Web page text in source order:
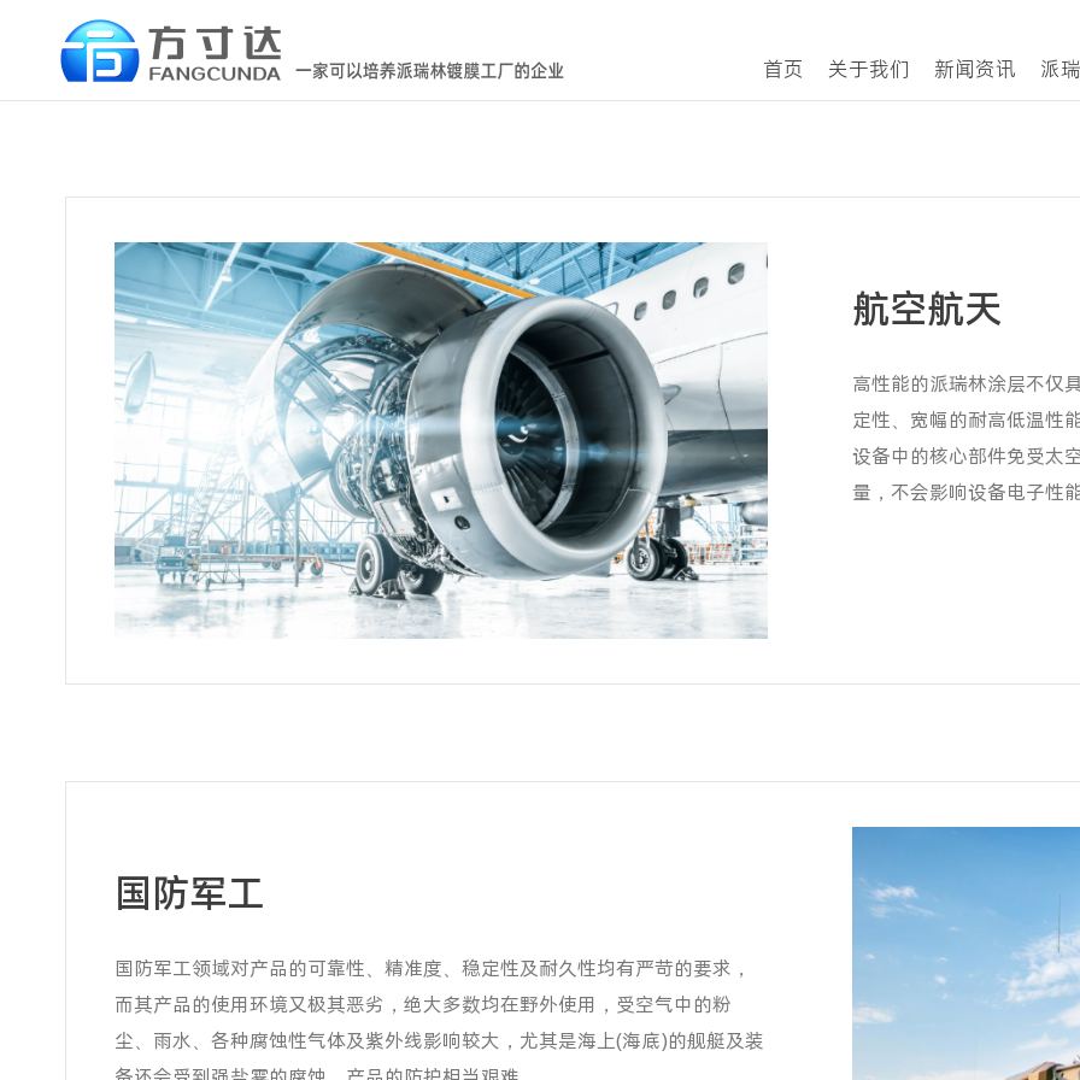
首页 关于我们 新闻资讯 派
航空航天
高性能的派瑞林涂层不仅
定性、宽幅的耐高低温性
设备中的核心部件免受太
量，不会影响设备电子性
国防军工
国防军工领域对产品的可靠性、精准度、稳定性及耐久性均有严苛的要求，
而其产品的使用环境又极其恶劣，绝大多数均在野外使用，受空气中的粉
尘、雨水、各种腐蚀性气体及紫外线影响较大，尤其是海上(海底)的舰艇及装